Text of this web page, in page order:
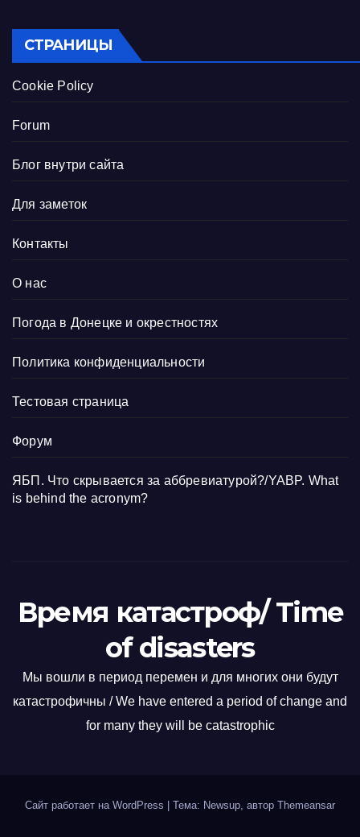
СТРАНИЦЫ
Cookie Policy
Forum
Блог внутри сайта
Для заметок
Контакты
О нас
Погода в Донецке и окрестностях
Политика конфиденциальности
Тестовая страница
Форум
ЯБП. Что скрывается за аббревиатурой?/YABP. What
is behind the acronym?
Время катастроф/ Time
of disasters
Мы вошли в период перемен и для многих они будут
катастрофичны / We have entered a period of change and
for many they will be catastrophic
Сайт работает на WordPress | Тема: Newsup, автор Themeansar